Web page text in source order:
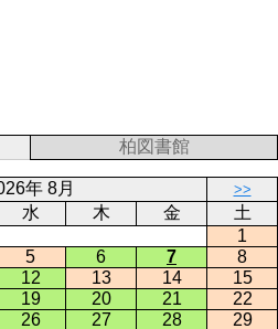
柏図書館
年 8月 >>
水 木 金
土
1
5 6 7
8
12 13 14
15
19 20 21
22
26 27 28
29